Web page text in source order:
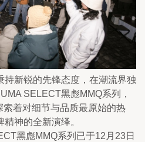
持新锐的先锋态度，在潮流界独
SELECT黑彪MMQ系列，
索着对细节与品质最原始的热
神的全新演绎。
黑彪MMQ系列已于12月23日